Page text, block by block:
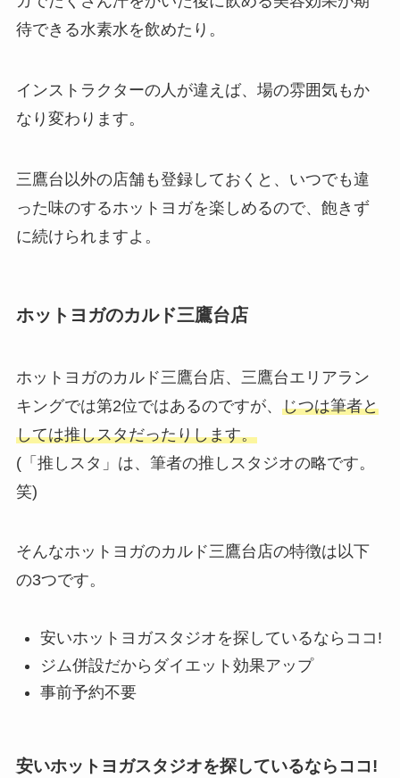
待できる水素水を飲めたり。
インストラクターの人が違えば、場の雰囲気もか
なり変わります。
三鷹台以外の店舗も登録しておくと、いつでも違
った味のするホットヨガを楽しめるので、飽きず
に続けられますよ。
ホットヨガのカルド三鷹台店
ホットヨガのカルド三鷹台店、三鷹台エリアラン
キングでは第2位ではあるのですが、 じつは筆者と
しては推しスタだったりします。
(「推しスタ」は、筆者の推しスタジオの略です。
笑)
そんなホットヨガのカルド三鷹台店の特徴は以下
の3つです。
安いホットヨガスタジオを探しているならココ!
ジム併設だからダイエット効果アップ
事前予約不要
安いホットヨガスタジオを探しているならココ!